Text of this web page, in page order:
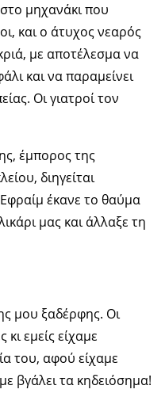
μηχανάκι που
και ο άτυχος νεαρός
με αποτέλεσμα να
και να παραμείνει
Οι γιατροί τον
έμπορος της
διηγείται
έκανε το θαύμα
μας και άλλαξε τη
μου ξαδέρφης. Οι
κι εμείς είχαμε
του, αφού είχαμε
βγάλει τα κηδειόσημα!